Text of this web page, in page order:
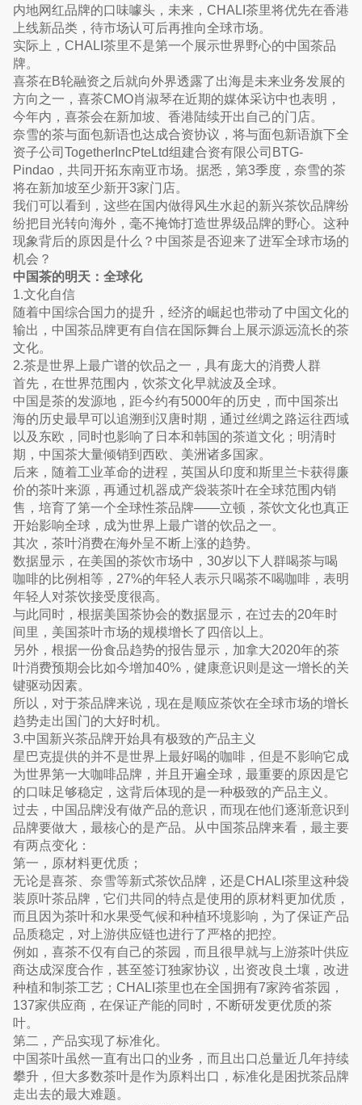
内地网红品牌的口味噱头，未来，CHALI茶里将优先在香港
上线新品类，待市场认可后再推向全球市场。
实际上，CHALI茶里不是第一个展示世界野心的中国茶品
牌。
喜茶在B轮融资之后就向外界透露了出海是未来业务发展的
方向之一，喜茶CMO肖淑琴在近期的媒体采访中也表明，
今年内，喜茶会在新加坡、香港陆续开出自己的门店。
奈雪的茶与面包新语也达成合资协议，将与面包新语旗下全
资子公司TogetherIncPteLtd组建合资有限公司BTG-
Pindao，共同开拓东南亚市场。据悉，第3季度，奈雪的茶
将在新加坡至少新开3家门店。
我们可以看到，这些在国内做得风生水起的新兴茶饮品牌纷
纷把目光转向海外，毫不掩饰打造世界级品牌的野心。这种
现象背后的原因是什么？中国茶是否迎来了进军全球市场的
机会？
中国茶的明天：全球化
1.文化自信
随着中国综合国力的提升，经济的崛起也带动了中国文化的
输出，中国茶品牌更有自信在国际舞台上展示源远流长的茶
文化。
2.茶是世界上最广谱的饮品之一，具有庞大的消费人群
首先，在世界范围内，饮茶文化早就波及全球。
中国是茶的发源地，距今约有5000年的历史，而中国茶出
海的历史最早可以追溯到汉唐时期，通过丝绸之路运往西域
以及东欧，同时也影响了日本和韩国的茶道文化；明清时
期，中国茶大量倾销到西欧、美洲诸多国家。
后来，随着工业革命的进程，英国从印度和斯里兰卡获得廉
价的茶叶来源，再通过机器成产袋装茶叶在全球范围内销
售，培育了第一个全球性茶品牌——立顿，茶饮文化也真正
开始影响全球，成为世界上最广谱的饮品之一。
其次，茶叶消费在海外呈不断上涨的趋势。
数据显示，在美国的茶饮市场中，30岁以下人群喝茶与喝
咖啡的比例相等，27%的年轻人表示只喝茶不喝咖啡，表明
年轻人对茶饮接受度很高。
与此同时，根据美国茶协会的数据显示，在过去的20年时
间里，美国茶叶市场的规模增长了四倍以上。
另外，根据一份食品趋势的报告显示，加拿大2020年的茶
叶消费预期会比如今增加40%，健康意识则是这一增长的关
键驱动因素。
所以，对于茶品牌来说，现在是顺应茶饮在全球市场的增长
趋势走出国门的大好时机。
3.中国新兴茶品牌开始具有极致的产品主义
星巴克提供的并不是世界上最好喝的咖啡，但是不影响它成
为世界第一大咖啡品牌，并且开遍全球，最重要的原因是它
的口味足够稳定，这背后体现的是一种极致的产品主义。
过去，中国品牌没有做产品的意识，而现在他们逐渐意识到
品牌要做大，最核心的是产品。从中国茶品牌来看，最主要
有两点变化：
第一，原材料更优质；
无论是喜茶、奈雪等新式茶饮品牌，还是CHALI茶里这种袋
装原叶茶品牌，它们共同的特点是使用的原材料更加优质，
而且因为茶叶和水果受气候和种植环境影响，为了保证产品
品质稳定，对上游供应链也进行了严格的把控。
例如，喜茶不仅有自己的茶园，而且很早就与上游茶叶供应
商达成深度合作，甚至签订独家协议，出资改良土壤，改进
种植和制茶工艺；CHALI茶里也在全国拥有7家跨省茶园，
137家供应商，在保证产能的同时，不断研发更优质的茶
叶。
第二，产品实现了标准化。
中国茶叶虽然一直有出口的业务，而且出口总量近几年持续
攀升，但大多数茶叶是作为原料出口，标准化是困扰茶品牌
走出去的最大难题。